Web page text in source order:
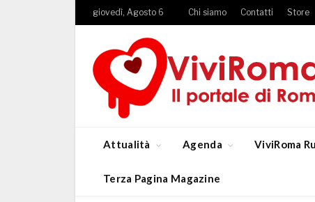
giovedì, Agosto 6 Chi siamo Contatti Store
Attualità Agenda ViviRoma
Terza Pagina Magazine